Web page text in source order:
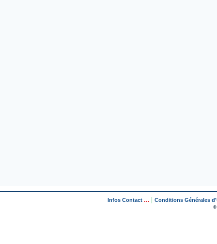
Infos Contact ... Conditions Générales
©